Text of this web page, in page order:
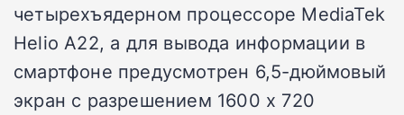
четырехъядерном процессоре MediaTek
Helio A22, а для вывода информации в
смартфоне предусмотрен 6,5-дюймовый
экран с разрешением 1600 х 720